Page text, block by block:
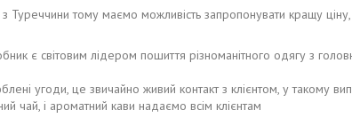
тому маємо можливість запропонувати кращу
є світовим лідером пошиття різноманітного одягу з
угоди, це звичайно живий контакт з клієнтом, у такому
чай, і ароматний кави надаємо всім клієнтам